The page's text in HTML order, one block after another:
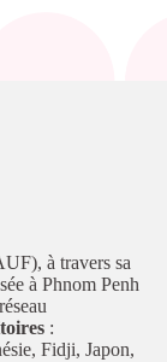
à travers sa
à Phnom Penh
:
Fidji, Japon,